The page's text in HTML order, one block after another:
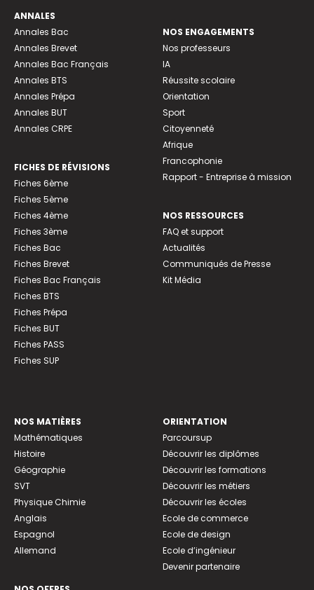
ANNALES
Annales Bac
Annales Brevet
Annales Bac Français
Annales BTS
Annales Prépa
Annales BUT
Annales CRPE
FICHES DE RÉVISIONS
Fiches 6ème
Fiches 5ème
Fiches 4ème
Fiches 3ème
Fiches Bac
Fiches Brevet
Fiches Bac Français
Fiches BTS
Fiches Prépa
Fiches BUT
Fiches PASS
Fiches SUP
NOS ENGAGEMENTS
Nos professeurs
IA
Réussite scolaire
Orientation
Sport
Citoyenneté
Afrique
Francophonie
Rapport - Entreprise à mission
NOS RESSOURCES
FAQ et support
Actualités
Communiqués de Presse
Kit Média
NOS MATIÈRES
Mathématiques
Histoire
Géographie
SVT
Physique Chimie
Anglais
Espagnol
Allemand
ORIENTATION
Parcoursup
Découvrir les diplômes
Découvrir les formations
Découvrir les métiers
Découvrir les écoles
Ecole de commerce
Ecole de design
Ecole d’ingénieur
Devenir partenaire